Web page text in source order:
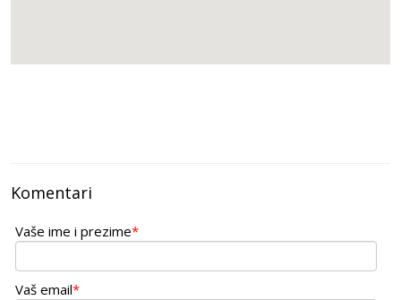
Komentari
Vaše ime i prezime*
Vaš email*